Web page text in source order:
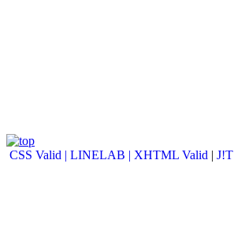
CSS Valid | LINELAB | XHTML Valid | J!T